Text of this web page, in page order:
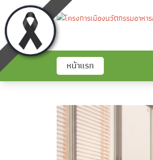
หน้าแรก